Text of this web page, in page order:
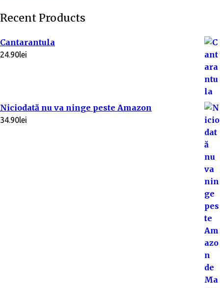
Recent Products
Cantarantula
24.90lei
Niciodată nu va ninge peste Amazon
34.90lei